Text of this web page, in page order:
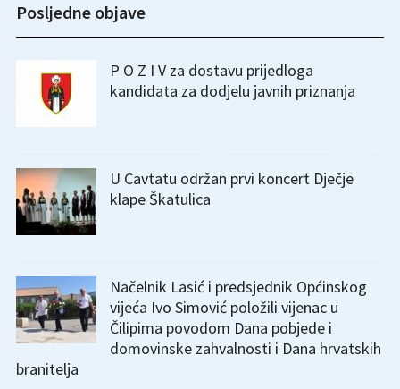
Posljedne objave
P O Z I V za dostavu prijedloga
kandidata za dodjelu javnih priznanja
U Cavtatu održan prvi koncert Dječje
klape Škatulica
Načelnik Lasić i predsjednik Općinskog
vijeća Ivo Simović položili vijenac u
Čilipima povodom Dana pobjede i
domovinske zahvalnosti i Dana hrvatskih
branitelja